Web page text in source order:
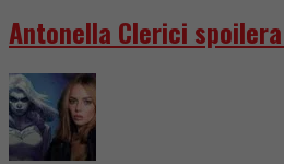
Antonella Clerici